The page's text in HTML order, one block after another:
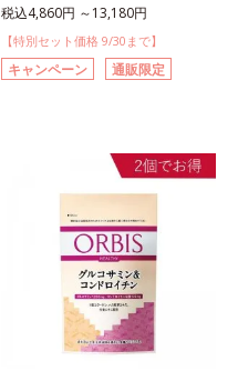
税込4,860円 ～13,180円
【特別セット価格 9/30まで】
キャンペーン 通販限定